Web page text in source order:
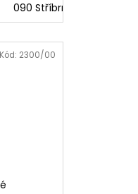
090 Stříbrná
Kód: 2300/00